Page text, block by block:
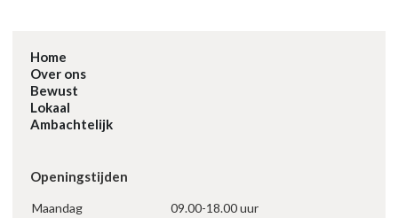
Home
Over ons
Bewust
Lokaal
Ambachtelijk
Openingstijden
Maandag
09.00-18.00 uur